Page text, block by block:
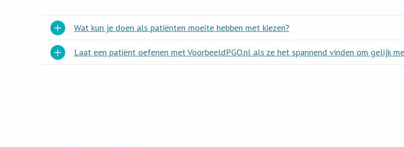
Wat kun je doen als patiënten moeite hebben met kiezen?
Laat een patiënt oefenen met VoorbeeldPGO.nl als ze het spannend vinden om gelijk